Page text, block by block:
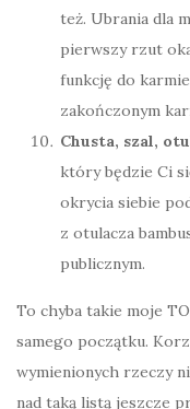
też. Ubrania dla
pierwszy rzut
funkcję do
zakończonym
Chusta, szal,
który będzie Ci
okrycia siebie
z otulacza
publicznym.
To chyba takie moje
samego początku.
wymienionych rzeczy
nad taką listą jeszcze